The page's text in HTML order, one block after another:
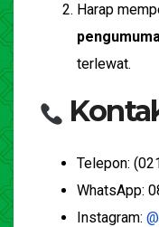
Harap
terlewat.
Telepon:
WhatsApp:
Instagram: